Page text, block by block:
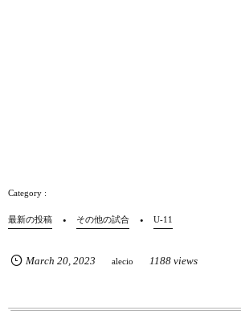
最新の投稿 その他の試合 U-11
March 20, 2023 alecio 1188 views